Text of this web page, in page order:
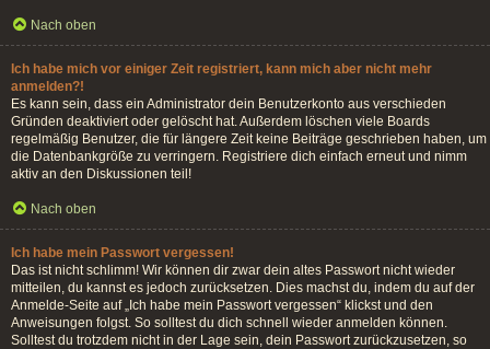
Nach oben
Ich habe mich vor einiger Zeit registriert, kann mich aber nicht mehr
anmelden?!
Es kann sein, dass ein Administrator dein Benutzerkonto aus verschieden
Gründen deaktiviert oder gelöscht hat. Außerdem löschen viele Boards
regelmäßig Benutzer, die für längere Zeit keine Beiträge geschrieben haben, um
die Datenbankgröße zu verringern. Registriere dich einfach erneut und nimm
aktiv an den Diskussionen teil!
Nach oben
Ich habe mein Passwort vergessen!
Das ist nicht schlimm! Wir können dir zwar dein altes Passwort nicht wieder
mitteilen, du kannst es jedoch zurücksetzen. Dies machst du, indem du auf der
Anmelde-Seite auf „Ich habe mein Passwort vergessen“ klickst und den
Anweisungen folgst. So solltest du dich schnell wieder anmelden können.
Solltest du trotzdem nicht in der Lage sein, dein Passwort zurückzusetzen, so